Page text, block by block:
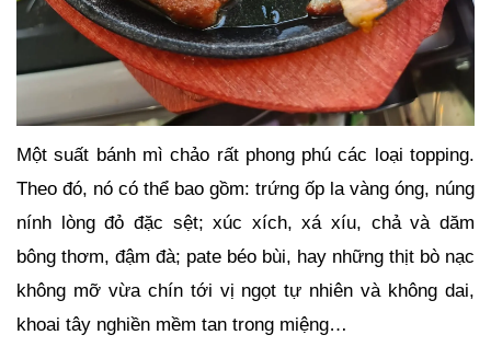
Một suất bánh mì chảo rất phong phú các loại topping.
Theo đó, nó có thể bao gồm: trứng ốp la vàng óng, núng
nính lòng đỏ đặc sệt; xúc xích, xá xíu, chả và dăm
bông thơm, đậm đà; pate béo bùi, hay những thịt bò nạc
không mỡ vừa chín tới vị ngọt tự nhiên và không dai,
khoai tây nghiền mềm tan trong miệng…